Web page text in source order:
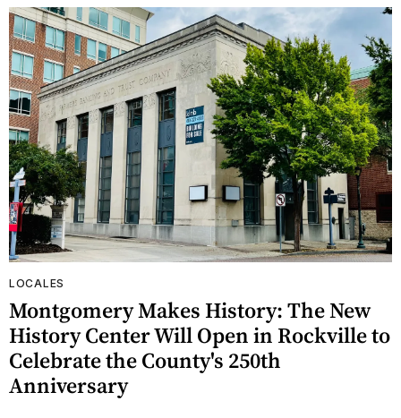
LOCALES
Montgomery Makes History: The New
History Center Will Open in Rockville to
Celebrate the County's 250th
Anniversary